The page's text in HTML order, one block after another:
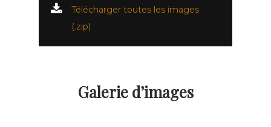
Télécharger toutes les images
(.zip)
Galerie d’images